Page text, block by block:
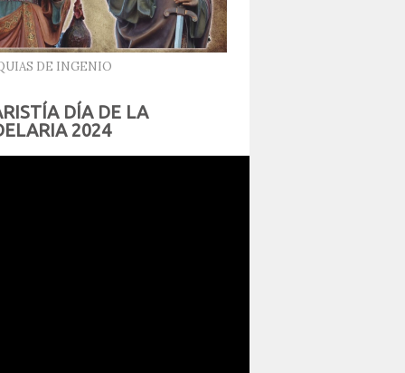
DE INGENIO
DÍA DE LA
2024